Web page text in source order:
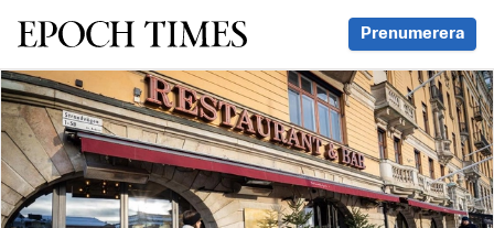
Svenska Epoch Times Prenumerera